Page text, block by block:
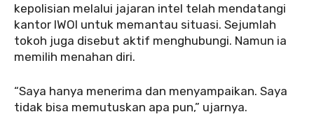
kepolisian melalui jajaran intel telah mendatangi
kantor IWOI untuk memantau situasi. Sejumlah
tokoh juga disebut aktif menghubungi. Namun ia
memilih menahan diri.
‎‎“Saya hanya menerima dan menyampaikan. Saya
tidak bisa memutuskan apa pun,” ujarnya.